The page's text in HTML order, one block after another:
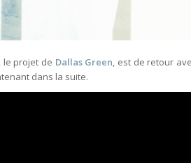
, le projet de Dallas Green, est de retour
dans la suite.